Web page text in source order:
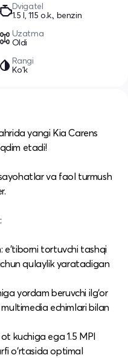
Dvigatel
1.5 l, 115 o.k., benzin
Uzatma
Oldi
Rangi
Ko'k
yangi Kia Carens
etadi!
va faol turmush
e’tiborni tortuvchi tashqi
qulaylik yaratadigan
yordam beruvchi ilg‘or
echimlari bilan
kuchiga ega 1.5 MPI
o‘rtasida optimal